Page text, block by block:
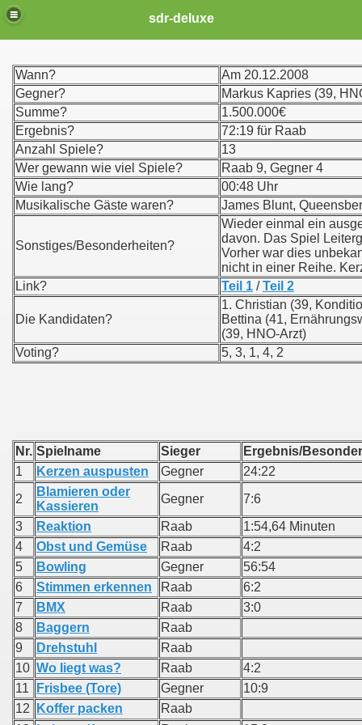
sdr-deluxe
Wann?
Am 20.12.2008
Gegner?
Markus Kapries (39,
Summe?
1.500.000€
Ergebnis?
72:19 für Raab
Anzahl Spiele?
13
Wer gewann wie viel Spiele?
Raab 9, Gegner 4
Wie lang?
00:48 Uhr
Musikalische Gäste waren?
James Blunt,
Sonstiges/Besonderheiten?
Wieder einmal ein
davon. Das Spiel
Vorher war dies
nicht in einer Reihe.
Link?
Teil 1 /Teil 2
Die Kandidaten?
1. Christian (39,
Bettina (41,
(39, HNO-Arzt)
Voting?
5, 3, 1, 4, 2
Nr. Spielname Sieger
Ergebnis/
1
Kerzen auspusten Gegner
24:22
2
Blamieren oder
Kassieren
Gegner
7:6
3
Reaktion Raab
1:54,64 Minuten
4
Obst und Gemüse Raab
4:2
5
Bowling Gegner
56:54
6
Stimmen erkennen Raab
6:2
7
BMX Raab
3:0
8
Baggern
Raab
9
Drehstuhl
Raab
10 Wo liegt was? Raab
4:2
11
Frisbee (Tore) Gegner
10:9
12
Koffer packen
Raab